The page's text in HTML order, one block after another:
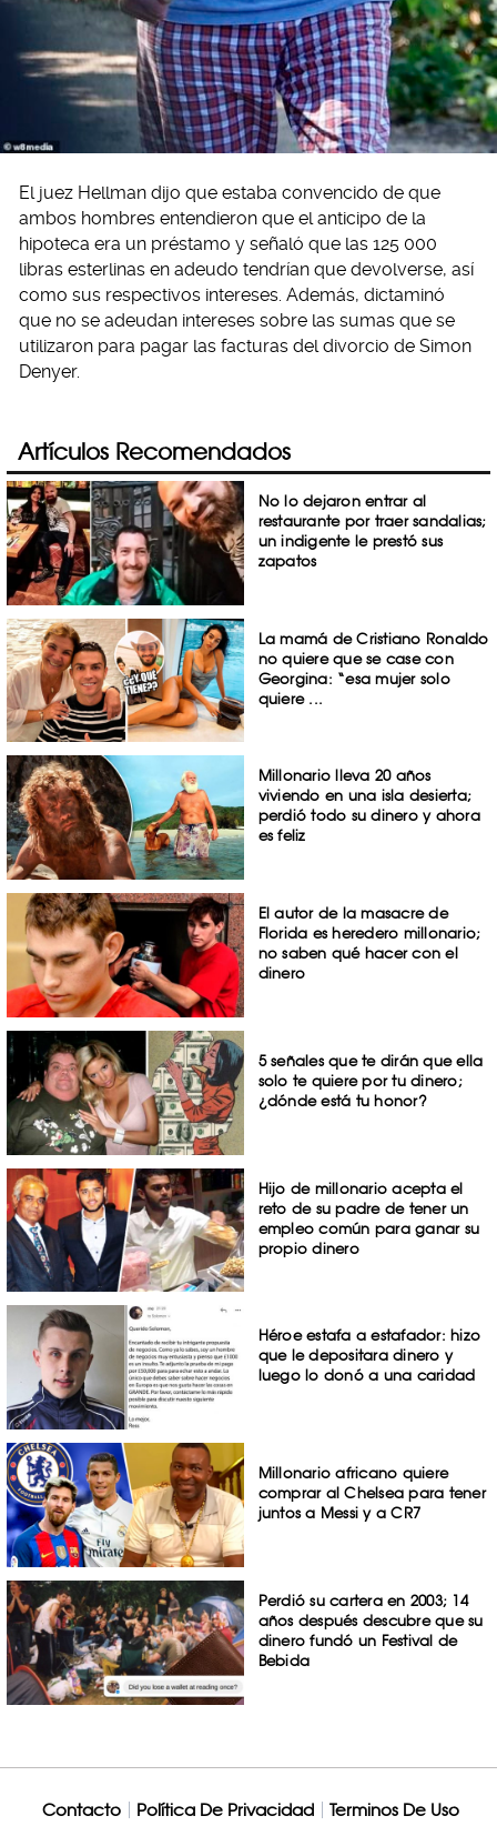
El juez Hellman dijo que estaba convencido de que
ambos hombres entendieron que el anticipo de la
hipoteca era un préstamo y señaló que las 125 000
libras esterlinas en adeudo tendrían que devolverse, así
como sus respectivos intereses. Además, dictaminó
que no se adeudan intereses sobre las sumas que se
utilizaron para pagar las facturas del divorcio de Simon
Denyer.
Artículos Recomendados
No lo dejaron entrar al
restaurante por traer sandalias;
un indigente le prestó sus
zapatos
La mamá de Cristiano Ronaldo
no quiere que se case con
Georgina: “esa mujer solo
quiere ...
Millonario lleva 20 años
viviendo en una isla desierta;
perdió todo su dinero y ahora
es feliz
El autor de la masacre de
Florida es heredero millonario;
no saben qué hacer con el
dinero
5 señales que te dirán que ella
solo te quiere por tu dinero;
¿dónde está tu honor?
Hijo de millonario acepta el
reto de su padre de tener un
empleo común para ganar su
propio dinero
Héroe estafa a estafador: hizo
que le depositara dinero y
luego lo donó a una caridad
Millonario africano quiere
comprar al Chelsea para tener
juntos a Messi y a CR7
Perdió su cartera en 2003; 14
años después descubre que su
dinero fundó un Festival de
Bebida
Contacto Política De Privacidad Terminos De Uso